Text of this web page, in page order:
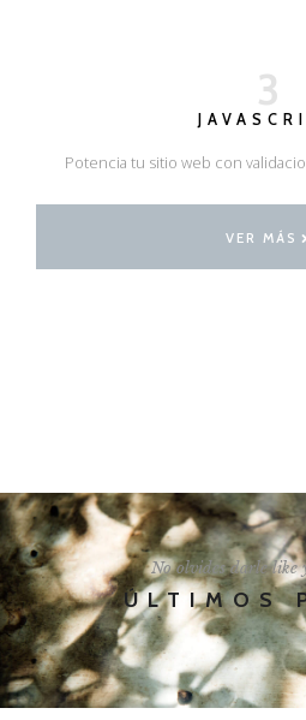
3
Potencia tu sitio web con
VER MÁS
No olvides darle like
ÚLTIMOS